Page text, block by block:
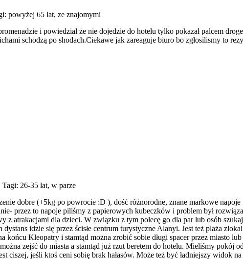
powyżej 65 lat, ze znajomymi
i powiedział że nie dojedzie do hotelu tylko pokazał palcem
schodzą po shodach.Ciekawe jak zareaguje biuro bo zgłosilismy to
| Tagi: 26-35 lat, w parze
dobre (+5kg po powrocie :D ), dość różnorodne, znane markowe
przez to napoje piliśmy z papierowych kubeczków i problem był
z atrakacjami dla dzieci. W związku z tym polecę go dla par lub osób
idzie się przez ścisłe centrum turystyczne Alanyi. Jest też plaża
końcu Kleopatry i stamtąd można zrobić sobie długi spacer przez miasto
zejść do miasta a stamtąd już rzut beretem do hotelu. Mieliśmy pokój
ciszej, jeśli ktoś ceni sobię brak hałasów. Może też być ładniejszy widok